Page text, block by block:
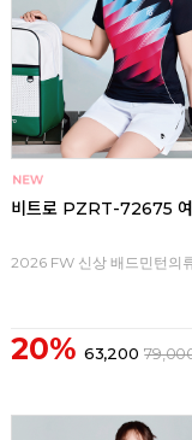
비트로 PZRT-72675 여
2026 FW 신상 배드민턴의
20% 63,200